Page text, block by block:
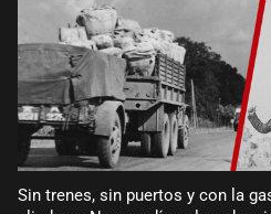
Sin trenes, sin puertos y con la